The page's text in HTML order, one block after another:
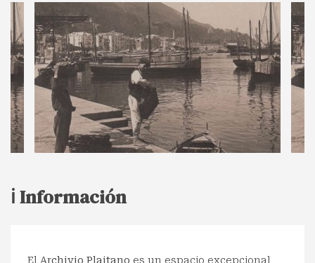
ℹ️ Información
El Archivio Plaitano es un espacio excepcional